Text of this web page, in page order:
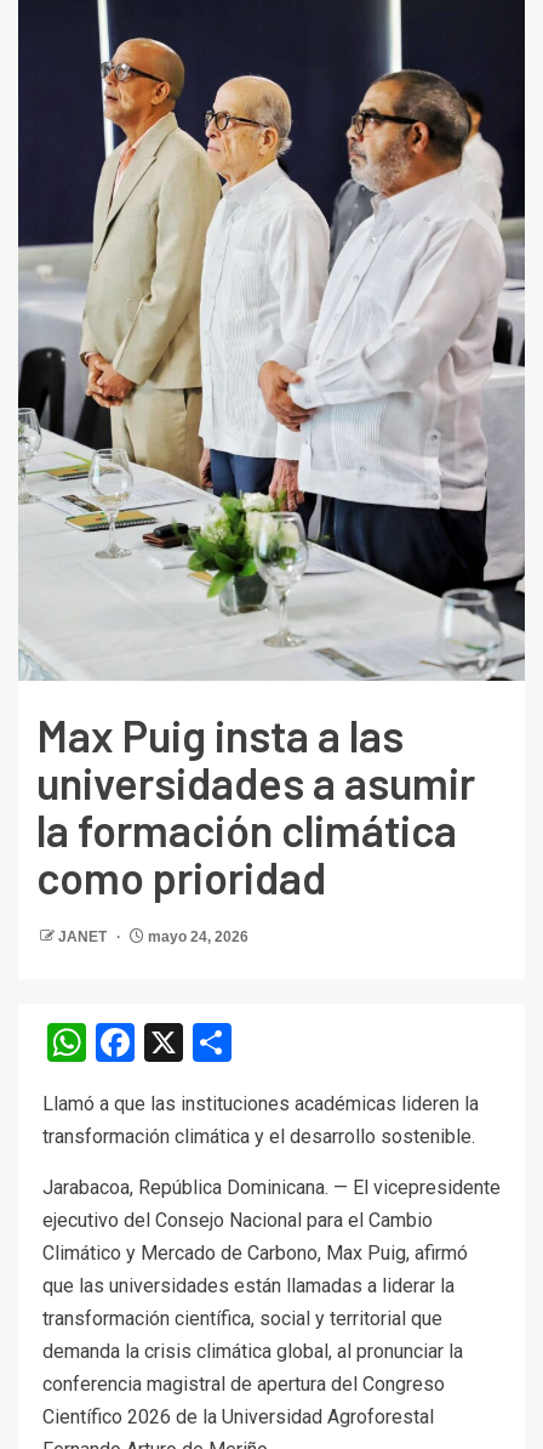
Max Puig insta a las
universidades a asumir
la formación climática
como prioridad
JANET mayo 24, 2026
WhatsApp
Facebook
X
Llamó a que las instituciones académicas lideren la
transformación climática y el desarrollo sostenible.
Jarabacoa, República Dominicana. — El vicepresidente
ejecutivo del Consejo Nacional para el Cambio
Climático y Mercado de Carbono, Max Puig, afirmó
que las universidades están llamadas a liderar la
transformación científica, social y territorial que
demanda la crisis climática global, al pronunciar la
conferencia magistral de apertura del Congreso
Científico 2026 de la Universidad Agroforestal